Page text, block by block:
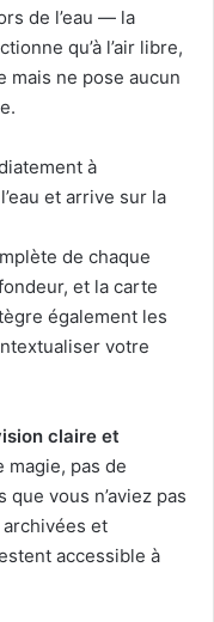
de l’eau — la
qu’à l’air libre,
mais ne pose aucun
à
et arrive sur la
de chaque
et la carte
également les
votre
claire et
magie, pas de
vous n’aviez pas
et
accessible à